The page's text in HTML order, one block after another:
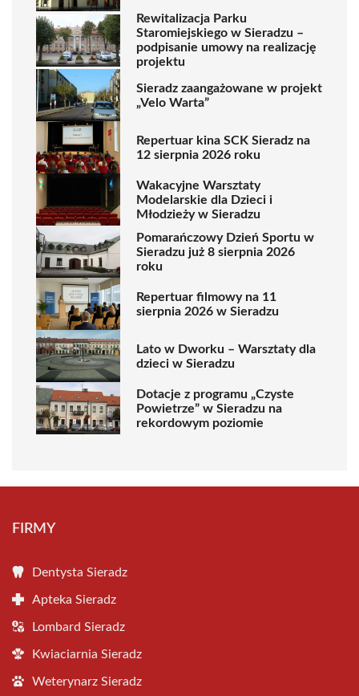
Rewitalizacja Parku
Staromiejskiego w Sieradzu –
podpisanie umowy na realizację
projektu
Sieradz zaangażowane w projekt
„Velo Warta”
Repertuar kina SCK Sieradz na
12 sierpnia 2026 roku
Wakacyjne Warsztaty
Modelarskie dla Dzieci i
Młodzieży w Sieradzu
Pomarańczowy Dzień Sportu w
Sieradzu już 8 sierpnia 2026
roku
Repertuar filmowy na 11
sierpnia 2026 w Sieradzu
Lato w Dworku – Warsztaty dla
dzieci w Sieradzu
Dotacje z programu „Czyste
Powietrze” w Sieradzu na
rekordowym poziomie
FIRMY
Dentysta Sieradz
Apteka Sieradz
Lombard Sieradz
Kwiaciarnia Sieradz
Weterynarz Sieradz